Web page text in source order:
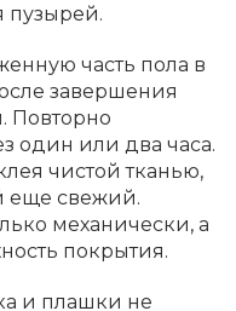
пузырей.
часть пола в
завершения
Повторно
один или два часа.
чистой тканью,
еще свежий.
механически, а
покрытия.
и плашки не